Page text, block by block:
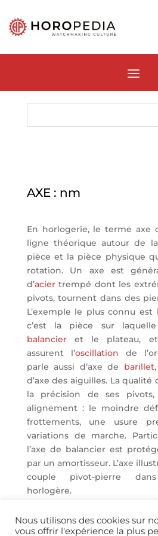
AXE : nm
En horlogerie, le terme axe
ligne théorique autour de
pièce et la pièce physique
rotation. Un axe est
d’aciertrempé dont les
pivots, tournent dans des
L’exemple le plus connu est
c’est la pièce sur
balancieret le plateau,
assurent l’oscillation de
parle aussi d’axe de barillet
d’axe des aiguilles. La qualité
la précision de ses
alignement : le moindre
frottements, une usure
variations de marche.
l’axe de balancier est
par un amortisseur. L’axe
couple pivot-pierre
horlogère.
Nous utilisons des cookies sur
vous offrir l'expérience la plus